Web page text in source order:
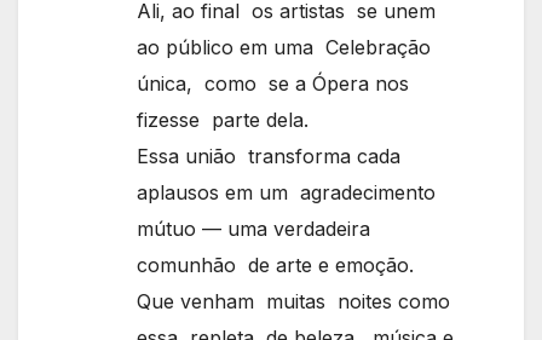
Ali, ao final os artistas se unem
ao público em uma Celebração
única, como se a Ópera nos
fizesse parte dela.
Essa união transforma cada
aplausos em um agradecimento
mútuo — uma verdadeira
comunhão de arte e emoção.
Que venham muitas noites como